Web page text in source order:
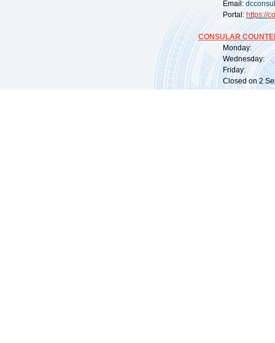
Email:
Portal: https://
CONSULAR
Monday:
Wednesday:
Friday:
Closed on 2